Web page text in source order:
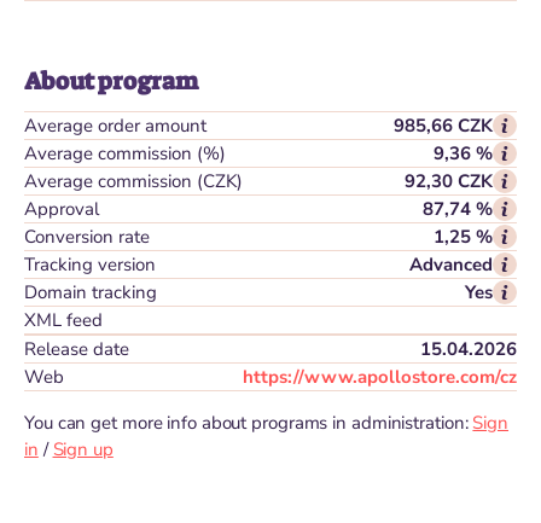
About program
Average order amount
985,66 CZK
Average commission (%)
9,36 %
Average commission (CZK)
92,30 CZK
Approval
87,74 %
Conversion rate
1,25 %
Tracking version
Advanced
Domain tracking
Yes
XML feed
Release date
15.04.2026
Web
https://www.apollostore.com/cz
You can get more info about programs in administration: Sign
in / Sign up